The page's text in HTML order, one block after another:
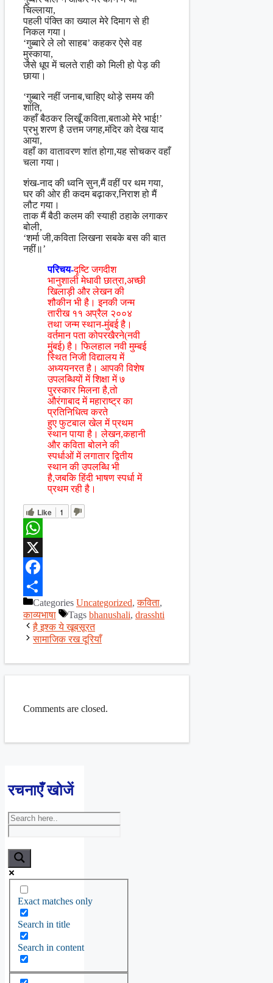
चिल्लाया,
पहली पंक्ति का ख्याल मेरे दिमाग से ही
निकल गया।
‘गुब्बारे ले लो साहब’ कहकर ऐसे वह
मुस्काया,
जैसे धूप में चलते राही को मिली हो पेड़ की
छाया।
‘गुब्बारे नहीं जनाब,चाहिए थोड़े समय की
शांति,
कहाँ बैठकर लिखूँ कविता,बताओ मेरे भाई!’
प्रभु शरण है उत्तम जगह,मंदिर को देख याद
आया,
वहाँ का वातावरण शांत होगा,यह सोचकर वहाँ
चला गया।
शंख-नाद की ध्वनि सुन,मैं वहीं पर थम गया,
घर की ओर ही कदम बढ़ाकर,निराश हो मैं
लौट गया।
ताक मैं बैठी कलम की स्याही ठहाके लगाकर
बोली,
‘शर्मा जी,कविता लिखना सबके बस की बात
नहीं॥’
परिचय-दृष्टि जगदीश
भानुशाली मेधावी छात्रा,अच्छी
खिलाड़ी और लेखन की
शौकीन भी है। इनकी जन्म
तारीख ११ अप्रैल २००४
तथा जन्म स्थान-मुंबई है।
वर्तमान पता कोपरखैरने(नवी
मुंबई) है। फिलहाल नवी मुम्बई
स्थित निजी विद्यालय में
अध्ययनरत है। आपकी विशेष
उपलब्धियों में शिक्षा में ७
पुरस्कार मिलना है,तो
औरंगाबाद में महाराष्ट्र का
प्रतिनिधित्व करते
हुए फुटबाल खेल में प्रथम
स्थान पाया है। लेखन,कहानी
और कविता बोलने की
स्पर्धाओं में लगातार द्वितीय
स्थान की उपलब्धि भी
है,जबकि हिंदी भाषण स्पर्धा में
प्रथम रही है।
Like 1
WhatsApp
X
Facebook
ShareCategories Uncategorized,कविता,
काव्यभाषा
Tags bhanushali, drasshti
है इश्क ये खूबसूरत
सामाजिक रख दूरियाँ
Comments are closed.
रचनाएँ खोजें
Exact matches only
Search in title
Search in content